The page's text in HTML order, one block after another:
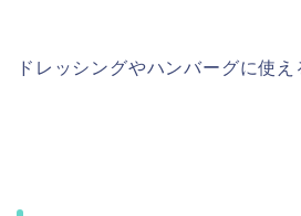
ドレッシングやハンバーグに使え